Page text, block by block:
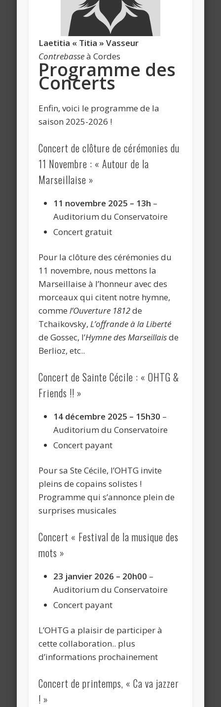
Laetitia « Titia » Vasseur
Contrebasseà Cordes
Programme des
Concerts
Enfin, voici le programme de la
saison 2025-2026 !
Concert de clôture de cérémonies du
11 Novembre : « Autour de la
Marseillaise »
11 novembre 2025 – 13h –
Auditorium du Conservatoire
Concert gratuit
Pour la clôture des cérémonies du
11 novembre, nous mettons la
Marseillaise à l’honneur avec des
morceaux qui citent notre hymne,
commel’Ouverture 1812de
Tchaikovsky,L’offrande à la Liberté
de Gossec, l’Hymne des Marseillaisde
Berlioz, etc..
Concert de Sainte Cécile : « OHTG &
Friends !! »
14 décembre 2025 – 15h30 –
Auditorium du Conservatoire
Concert payant
Pour sa Ste Cécile, l’OHTG invite
pleins de copains solistes !
Programme qui s’annonce plein de
surprises musicales
Concert « Festival de la musique des
mots »
23 janvier 2026 – 20h00 –
Auditorium du Conservatoire
Concert payant
L’OHTG a plaisir de participer à
cette collaboration.. plus
d’informations prochainement
Concert de printemps, « Ca va jazzer
! »